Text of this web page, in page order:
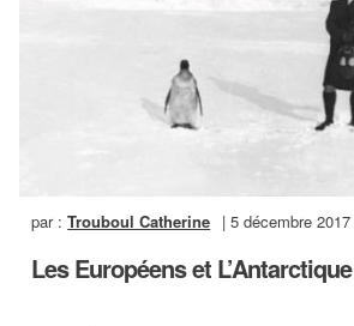
par :Trouboul Catherine | 5 décembre 2017
Les Européens et L’Antarctique